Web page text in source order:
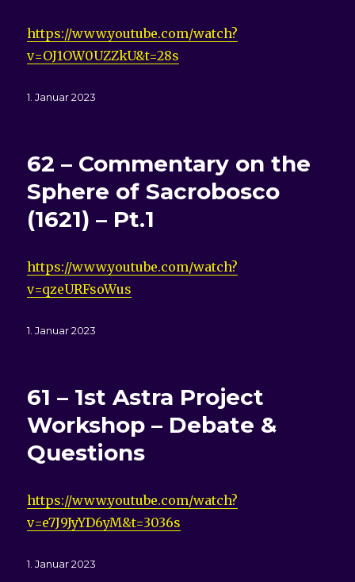
https://www.youtube.com/watch?
v=OJ1OW0UZZkU&t=28s
Veröffentlicht
1. Januar 2023
62 – Commentary on the
Sphere of Sacrobosco
(1621) – Pt.1
https://www.youtube.com/watch?
v=qzeURFsoWus
Veröffentlicht
1. Januar 2023
61 – 1st Astra Project
Workshop – Debate &
Questions
https://www.youtube.com/watch?
v=e7J9JyYD6yM&t=3036s
Veröffentlicht
1. Januar 2023